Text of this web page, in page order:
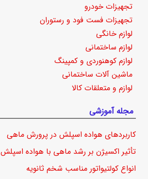
تجهیزات خودرو
تجهیزات فست فود و رستوران
لوازم خانگی
لوازم ساختمانی
لوازم کوهنوردی و کمپینگ
ماشین آلات ساختمانی
لوازم و متعلقات کالا
مجله آموزشی
کاربردهای هواده اسپلش در پرورش ماهی
تأثیر اکسیژن بر رشد ماهی با هواده اسپلش
انواع کولتیواتور مناسب شخم ثانویه